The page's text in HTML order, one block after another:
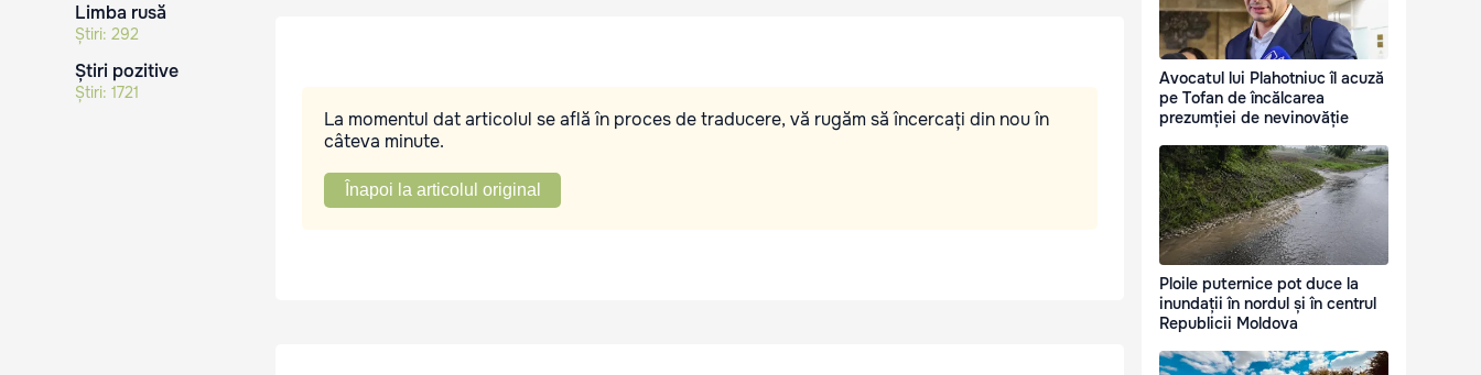
Limba rusă
Știri: 292
Știri pozitive
Știri: 1721
La momentul dat articolul se află în proces de traducere, vă rugăm să încercați din nou în
câteva minute.
Înapoi la articolul original
Avocatul lui Plahotniuc îl acuză
pe Tofan de încălcarea
prezumției de nevinovăție
Ploile puternice pot duce la
inundații în nordul și în centrul
Republicii Moldova